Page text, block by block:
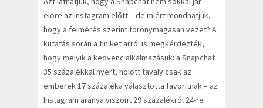
előre az Instagram előtt – de miért mondhatjuk,
hogy a felmérés szerint toronymagasan vezet? A
kutatás során a tiniket arról is megkérdezték,
hogy melyik a kedvenc alkalmazásuk: a Snapchat
35 százalékkal nyert, holott tavaly csak az
emberek 17 százaléka választotta favoritnak – az
Instagram aránya viszont 29 százalékról 24-re